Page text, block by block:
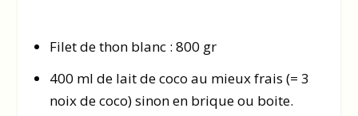
Filet de thon blanc : 800 gr
400 ml de lait de coco au mieux frais (= 3
noix de coco) sinon en brique ou boite.